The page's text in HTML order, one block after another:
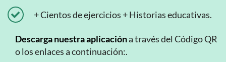
+ Cientos de ejercicios + Historias educativas.
Descarga nuestra aplicacióna través del Código QR
o los enlaces a continuación:.